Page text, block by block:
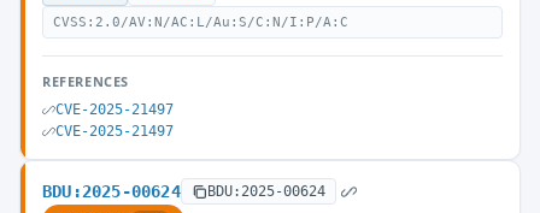
CVSS:2.0/AV:N/AC:L/Au:S/C:N/I:P/A:C
REFERENCES
CVE-2025-21497
CVE-2025-21497
BDU:2025-00624 BDU:2025-00624